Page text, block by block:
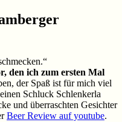
den ich zum ersten Mal
der Spaß ist für mich viel
Schluck Schlenkerla
und überraschten Gesichter
Beer Review auf youtube.